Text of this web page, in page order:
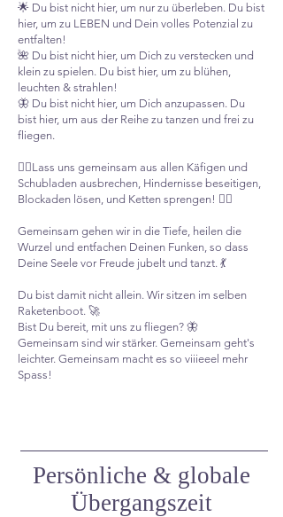
🌟 Du bist nicht hier, um nur zu überleben. Du bist
hier, um zu LEBEN und Dein volles Potenzial zu
entfalten!
🌺 Du bist nicht hier, um Dich zu verstecken und
klein zu spielen. Du bist hier, um zu blühen,
leuchten & strahlen!
🦋 Du bist nicht hier, um Dich anzupassen. Du
bist hier, um aus der Reihe zu tanzen und frei zu
fliegen.
⛓️‍💥Lass uns gemeinsam aus allen Käfigen und
Schubladen ausbrechen, Hindernisse beseitigen,
Blockaden lösen, und Ketten sprengen! ⛓️‍💥
Gemeinsam gehen wir in die Tiefe, heilen die
Wurzel und entfachen Deinen Funken, so dass
Deine Seele vor Freude jubelt und tanzt. 💃
Du bist damit nicht allein. Wir sitzen im selben
Raketenboot. 🚀
Bist Du bereit, mit uns zu fliegen? 🦋
Gemeinsam sind wir stärker. Gemeinsam geht's
leichter. Gemeinsam macht es so viiieeel mehr
Spass! ​​
Persönliche & globale
Übergangszeit